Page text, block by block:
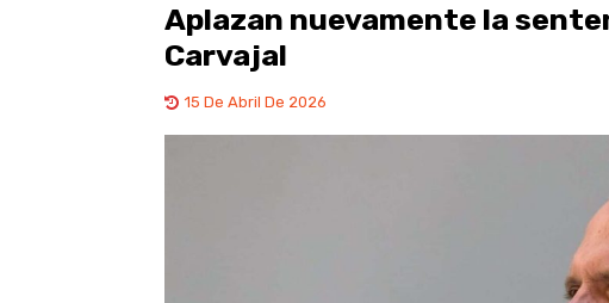
Aplazan nuevamente la
Carvajal
15 De Abril De 2026